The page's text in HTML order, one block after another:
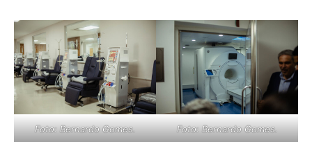
Foto: Bernardo Gomes. Foto: Bernardo Gomes.